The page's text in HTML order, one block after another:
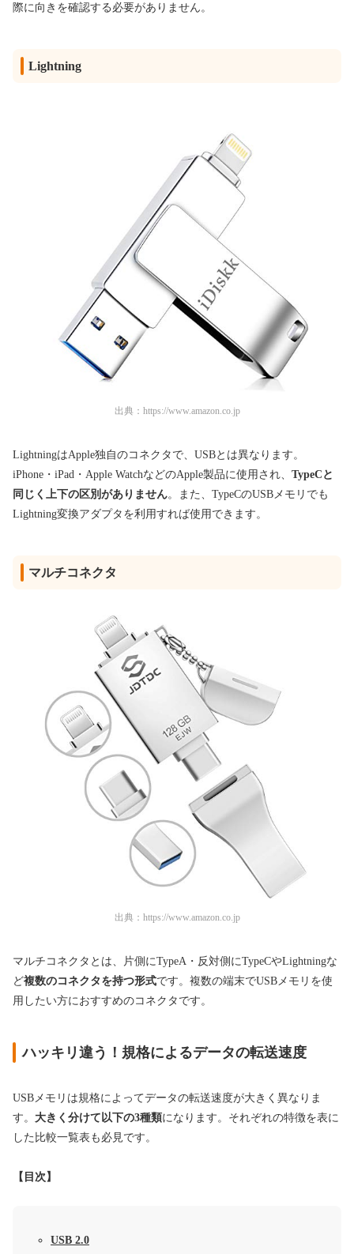
際に向きを確認する必要がありません。
Lightning
出典： https://www.amazon.co.jp
LightningはApple独自のコネクタで、USBとは異なります。
iPhone・iPad・Apple WatchなどのApple製品に使用され、 TypeCと
同じく上下の区別がありません。また、TypeCのUSBメモリでも
Lightning変換アダプタを利用すれば使用できます。
マルチコネクタ
出典： https://www.amazon.co.jp
マルチコネクタとは、片側にTypeA・反対側にTypeCやLightningな
ど複数のコネクタを持つ形式です。複数の端末でUSBメモリを使
用したい方におすすめのコネクタです。
ハッキリ違う！規格によるデータの転送速度
USBメモリは規格によってデータの転送速度が大きく異なりま
す。 大きく分けて以下の3種類になります。それぞれの特徴を表に
した比較一覧表も必見です。
【目次】
USB 2.0